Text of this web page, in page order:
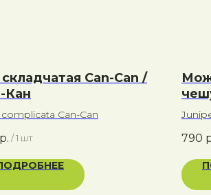
Can-Can /
Кан
Can-Can
р. / 1 шт 790